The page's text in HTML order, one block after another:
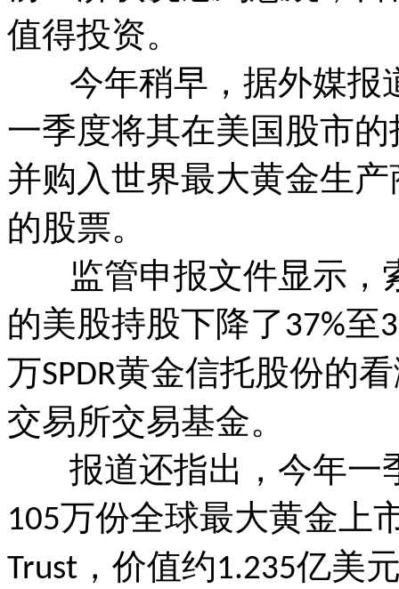
值得投资。
今年稍早，据外媒报
一季度将其在美国股市
并购入世界最大黄金生
的股票。
监管申报文件显示，
的美股持股下降了 37%至
万SPDR黄金信托股份的
交易所交易基金。
报道还指出，今年一
105万份全球最大黄金上
Trust ，价值约1.235亿美